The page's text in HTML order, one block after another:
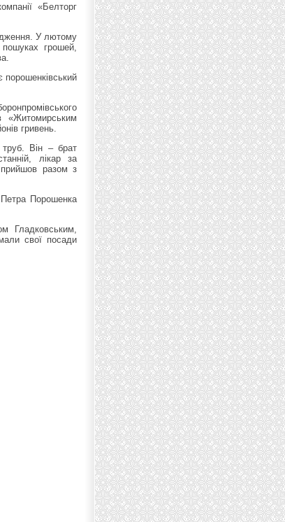
«Белторг
У лютому
грошей,
«Житомирським
гривень.
Він – брат
лікар за
разом з
Порошенка
Гладковським,
свої посади